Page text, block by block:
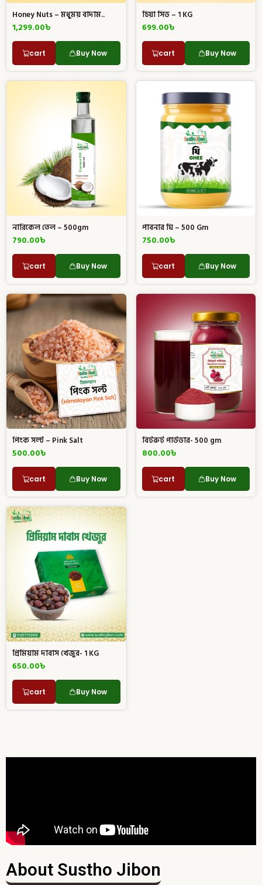
Honey Nuts – মধুময় বাদাম..
1,299.00৳
cart Buy Now
চিয়া সিড – 1 KG
699.00৳
cart Buy Now
নারিকেল তেল – 500gm
790.00৳
cart Buy Now
পাবনার ঘি – 500 Gm
750.00৳
cart Buy Now
পিংক সল্ট – Pink Salt
500.00৳
cart Buy Now
বিটরুট পাউডার- 500 gm
800.00৳
cart Buy Now
প্রিমিয়াম দাবাস খেজুর- 1 KG
650.00৳
cart Buy Now
About Sustho Jibon